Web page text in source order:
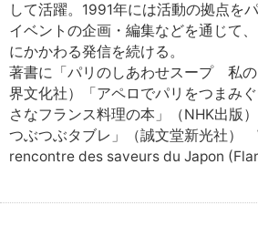
して活躍。1991年には活動の拠点を
イベントの企画・編集などを通じて
にかかわる発信を続ける。
著書に「パリのしあわせスープ 私
界文化社）「アペロでパリをつまみ
さなフランス料理の本」（NHK出版
つぶつぶタブレ」（誠文堂新光社）
rencontre des saveurs du Japon